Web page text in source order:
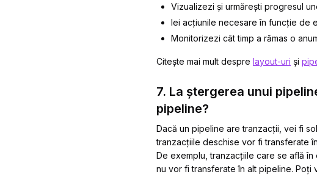
Vizualizezi și urmărești progresul
Iei acțiunile necesare în funcție de
Monitorizezi cât timp a rămas o
Citește mai mult despre layout-uri și
7. La ștergerea unui
pipeline?
Dacă un pipeline are tranzacții, vei fi
tranzacțiile deschise vor fi transferate
De exemplu, tranzacțiile care se află
nu vor fi transferate în alt pipeline. Poți